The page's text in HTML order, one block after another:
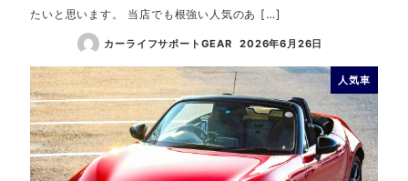
たいと思います。 当店でも根強い人気のあ […]
カーライフサポートGEAR 2026年6月26日
人気車